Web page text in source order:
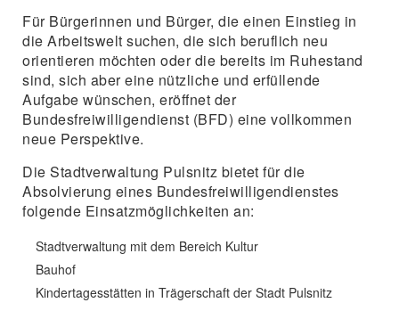
Für Bürgerinnen und Bürger, die einen Einstieg in
die Arbeitswelt suchen, die sich beruflich neu
orientieren möchten oder die bereits im Ruhestand
sind, sich aber eine nützliche und erfüllende
Aufgabe wünschen, eröffnet der
Bundesfreiwilligendienst (BFD) eine vollkommen
neue Perspektive.
Die Stadtverwaltung Pulsnitz bietet für die
Absolvierung eines Bundesfreiwilligendienstes
folgende Einsatzmöglichkeiten an:
Stadtverwaltung mit dem Bereich Kultur
Bauhof
Kindertagesstätten in Trägerschaft der Stadt Pulsnitz